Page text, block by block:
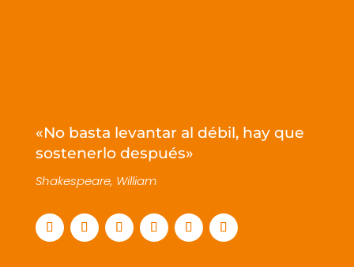
«No basta levantar al débil, hay que
sostenerlo después»
Shakespeare, William